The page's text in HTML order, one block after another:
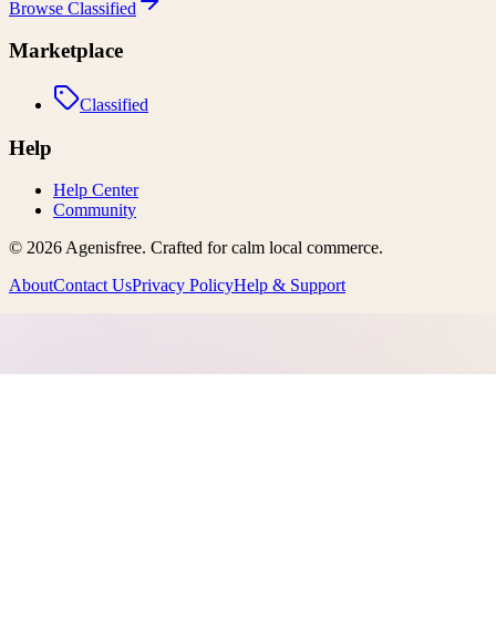
Browse Classified
Marketplace
Classified
Help
Help Center
Community
© 2026Agenisfree. Crafted for calm local commerce.
AboutContact UsPrivacy PolicyHelp & Support